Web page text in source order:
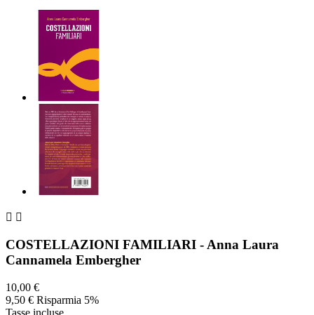
 
COSTELLAZIONI FAMILIARI - Anna Laura
Cannamela Embergher
10,00 €
9,50 € Risparmia 5%
Tasse incluse